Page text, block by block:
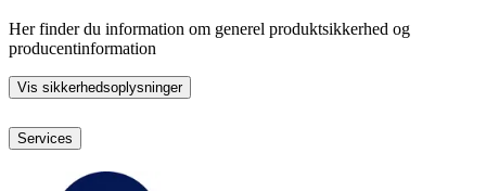
Her finder du information om generel produktsikkerhed og
producentinformation
Vis sikkerhedsoplysninger
Services